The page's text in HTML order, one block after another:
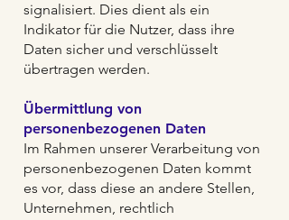
signalisiert. Dies dient als ein
Indikator für die Nutzer, dass ihre
Daten sicher und verschlüsselt
übertragen werden.
Übermittlung von
personenbezogenen Daten
Im Rahmen unserer Verarbeitung von
personenbezogenen Daten kommt
es vor, dass diese an andere Stellen,
Unternehmen, rechtlich